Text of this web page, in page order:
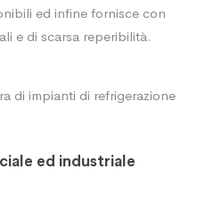
ed infine fornisce con
e di scarsa reperibilità.
di impianti di refrigerazione
ed industriale